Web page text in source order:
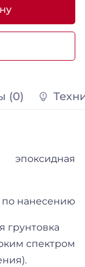
(0)
нанесению
грунтовка
спектром